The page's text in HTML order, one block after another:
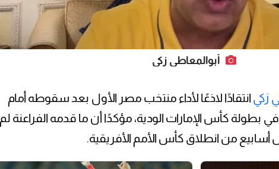
أبوالمعاطي زكي
زكي انتقادًا لاذعًا لأداء منتخب مصر الأول بعد سقوطه أمام
كأس الإمارات الودية، مؤكدًا أن ما قدمه الفراعنة لم
من انطلاق كأس الأمم الأفريقية.